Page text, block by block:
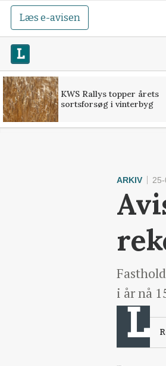
Læs e-avisen
KWS Rallys topper årets
sortsforsøg i vinterbyg
ARKIV
i år nå